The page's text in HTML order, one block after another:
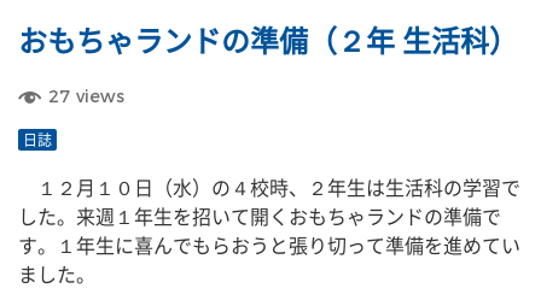
おもちゃランドの準備（２年 生活科）
27 views
日誌
１２月１０日（水）の４校時、２年生は生活科の学習で
した。来週１年生を招いて開くおもちゃランドの準備で
す。１年生に喜んでもらおうと張り切って準備を進めてい
ました。